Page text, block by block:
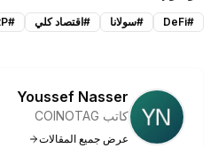
#
DeFi
#سولانا #اقتصاد كلي #
Youssef Nasser
كاتب COINOTAG
عرض جميع المقالات